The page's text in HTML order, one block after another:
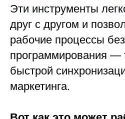
Эти инструменты
друг с другом и
рабочие процессы без
программирования —
быстрой
маркетинга.